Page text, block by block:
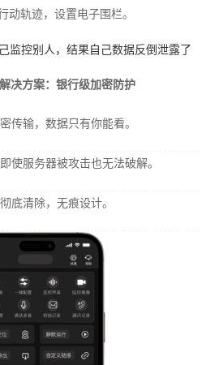
动轨迹，设置电子围栏。
控别人，结果自己数据反倒泄露了
决方案：银行级加密防护
传输，数据只有你能看。
使服务器被攻击也无法破解。
底清除，无痕设计。